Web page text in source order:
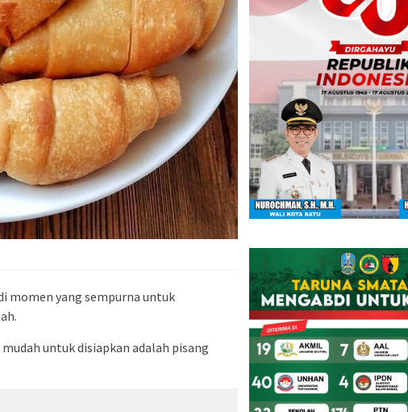
momen yang sempurna untuk
untuk disiapkan adalah pisang